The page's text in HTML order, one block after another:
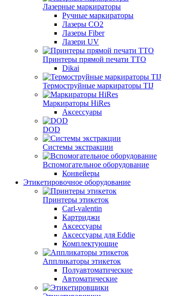
Лазерные маркираторы
Ручные маркираторы
Лазеры CO2
Лазеры Fiber
Лазери UV
Принтеры прямой печати TTO
Dikai
Термоструйные маркираторы TIJ
Маркираторы HiRes
Аксессуары
DOD
Системы экстракции
Вспомогательное оборудование
Конвейеры
Этикетировочное оборудование
Принтеры этикеток
Carl-valentin
Картриджи
Аксессуары
Аксессуары для Eddie
Комплектующие
Аппликаторы этикеток
Полуавтоматические
Автоматические